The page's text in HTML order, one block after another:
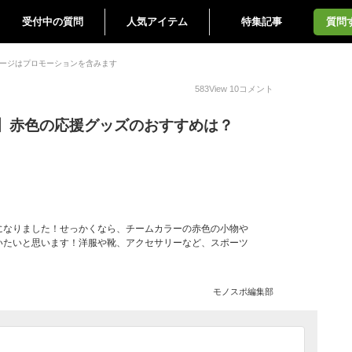
受付中の質問 人気アイテム 特集記事 質問
ジはプロモーションを含みます
583View 10コメント
赤色の応援グッズのおすすめは？
りました！せっかくなら、チームカラーの赤色の小物や
いと思います！洋服や靴、アクセサリーなど、スポーツ
モノスポ編集部